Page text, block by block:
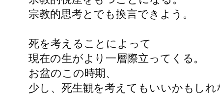
宗教的思考とでも換言できよう。
死を考えることによって
現在の生がより一層際立ってくる。
お盆のこの時期、
少し、死生観を考えてもいいかもし